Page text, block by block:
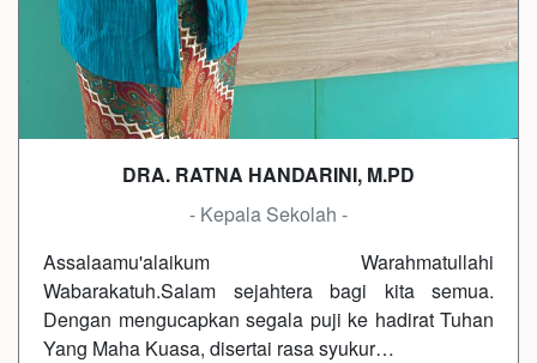
DRA. RATNA HANDARINI, M.PD
- Kepala Sekolah -
Assalaamu'alaikum Warahmatullahi
Wabarakatuh.Salam sejahtera bagi kita semua.
Dengan mengucapkan segala puji ke hadirat Tuhan
Yang Maha Kuasa, disertai rasa syukur…